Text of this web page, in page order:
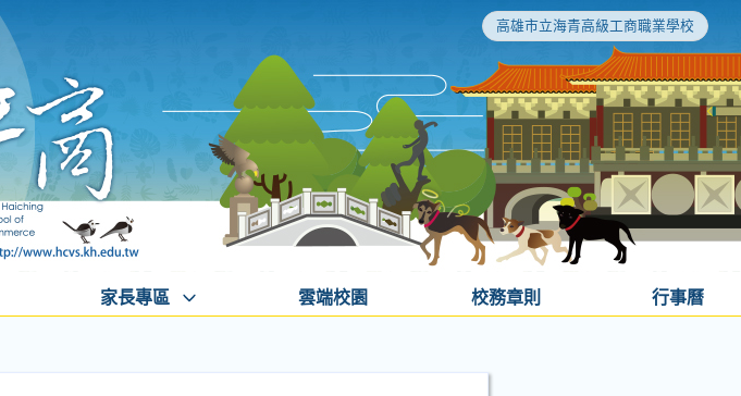
高雄市立海青高級工商職業學校
家長專區 雲端校園 校務章則 行事曆